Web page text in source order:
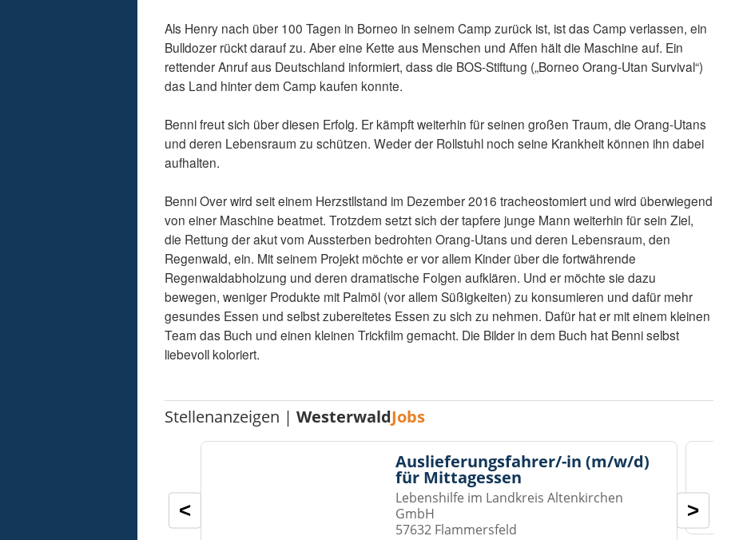
Als Henry nach über 100 Tagen in Borneo in seinem Camp zurück ist, ist das Camp verlassen, ein
Bulldozer rückt darauf zu. Aber eine Kette aus Menschen und Affen hält die Maschine auf. Ein
rettender Anruf aus Deutschland informiert, dass die BOS-Stiftung („Borneo Orang-Utan Survival“)
das Land hinter dem Camp kaufen konnte.
Benni freut sich über diesen Erfolg. Er kämpft weiterhin für seinen großen Traum, die Orang-Utans
und deren Lebensraum zu schützen. Weder der Rollstuhl noch seine Krankheit können ihn dabei
aufhalten.
Benni Over wird seit einem Herzstllstand im Dezember 2016 tracheostomiert und wird überwiegend
von einer Maschine beatmet. Trotzdem setzt sich der tapfere junge Mann weiterhin für sein Ziel,
die Rettung der akut vom Aussterben bedrohten Orang-Utans und deren Lebensraum, den
Regenwald, ein. Mit seinem Projekt möchte er vor allem Kinder über die fortwährende
Regenwaldabholzung und deren dramatische Folgen aufklären. Und er möchte sie dazu
bewegen, weniger Produkte mit Palmöl (vor allem Süßigkeiten) zu konsumieren und dafür mehr
gesundes Essen und selbst zubereitetes Essen zu sich zu nehmen. Dafür hat er mit einem kleinen
Team das Buch und einen kleinen Trickfilm gemacht. Die Bilder in dem Buch hat Benni selbst
liebevoll koloriert.
Stellenanzeigen |WesterwaldJobs
Auslieferungsfahrer/-in (m/w/d)
für Mittagessen
Lebenshilfe im Landkreis Altenkirchen
GmbH
57632 Flammersfeld
< >